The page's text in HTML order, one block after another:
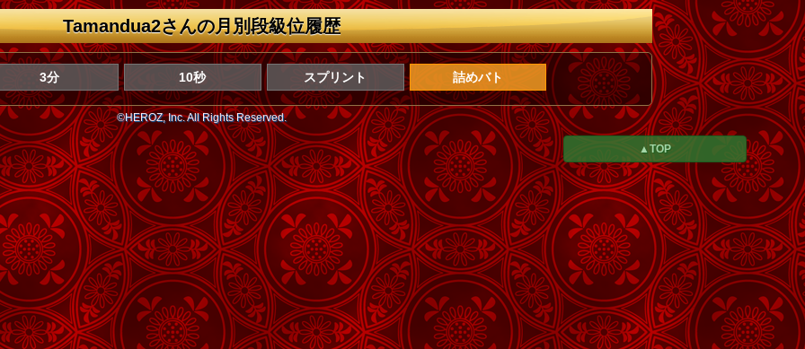
Tamandua2さんの月別段級位履歴
3分 10秒 スプリント 詰めバト
©HEROZ, Inc. All Rights Reserved.
▲TOP